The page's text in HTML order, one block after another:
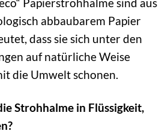
Papierstrohhalme sind aus
abbaubarem Papier
dass sie sich unter den
auf natürliche Weise
die Umwelt schonen.
Strohhalme in Flüssigkeit,